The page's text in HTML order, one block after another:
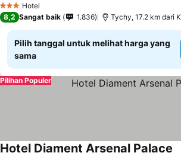
3 BintangHotel
8,2 Sangat baik 1.836 Tychy, 17.2 km dari
Pilih tanggal untuk melihat harga yang
sama
Pilihan Populer
Hotel Diament Arsenal Palace